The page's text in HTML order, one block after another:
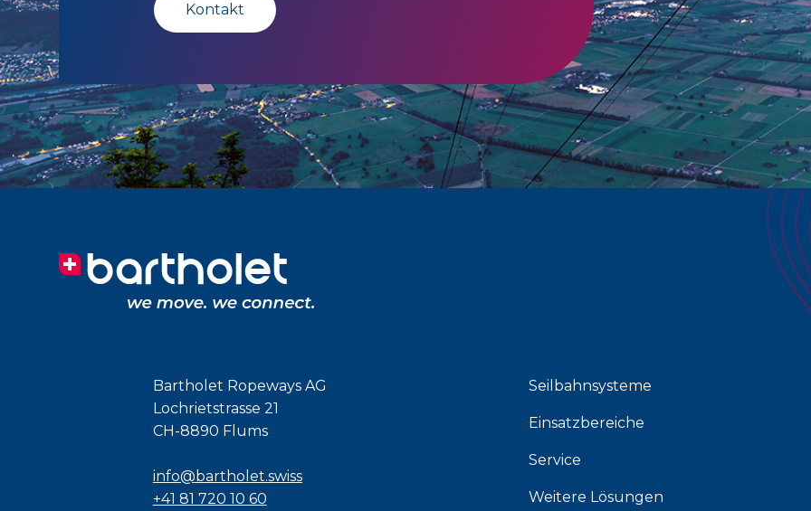
Kontakt
Bartholet Ropeways AG
Lochrietstrasse 21
CH-8890 Flums
info@bartholet.swiss
+41 81 720 10 60
Seilbahnsysteme
Einsatzbereiche
Service
Weitere Lösungen